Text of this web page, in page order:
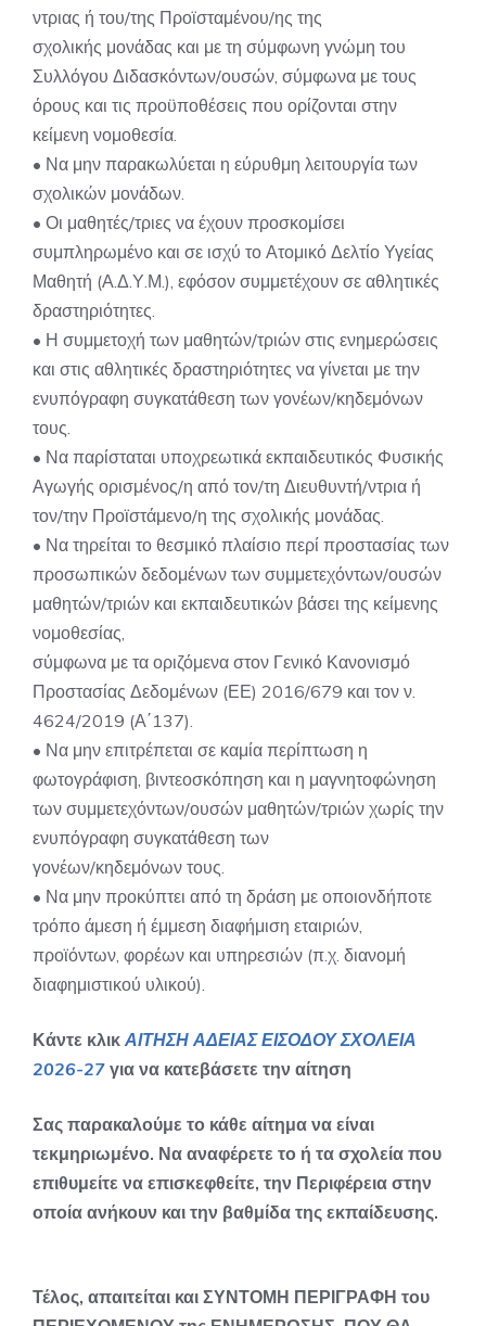
ντριας ή του/της Προϊσταμένου/ης της
σχολικής μονάδας και με τη σύμφωνη γνώμη του
Συλλόγου Διδασκόντων/ουσών, σύμφωνα με τους
όρους και τις προϋποθέσεις που ορίζονται στην
κείμενη νομοθεσία.
• Να μην παρακωλύεται η εύρυθμη λειτουργία των
σχολικών μονάδων.
• Οι μαθητές/τριες να έχουν προσκομίσει
συμπληρωμένο και σε ισχύ το Ατομικό Δελτίο Υγείας
Μαθητή (Α.Δ.Υ.Μ.), εφόσον συμμετέχουν σε αθλητικές
δραστηριότητες.
• Η συμμετοχή των μαθητών/τριών στις ενημερώσεις
και στις αθλητικές δραστηριότητες να γίνεται με την
ενυπόγραφη συγκατάθεση των γονέων/κηδεμόνων
τους.
• Να παρίσταται υποχρεωτικά εκπαιδευτικός Φυσικής
Αγωγής ορισμένος/η από τον/τη Διευθυντή/ντρια ή
τον/την Προϊστάμενο/η της σχολικής μονάδας.
• Να τηρείται το θεσμικό πλαίσιο περί προστασίας των
προσωπικών δεδομένων των συμμετεχόντων/ουσών
μαθητών/τριών και εκπαιδευτικών βάσει της κείμενης
νομοθεσίας,
σύμφωνα με τα οριζόμενα στον Γενικό Κανονισμό
Προστασίας Δεδομένων (ΕΕ) 2016/679 και τον ν.
4624/2019 (Α΄137).
• Να μην επιτρέπεται σε καμία περίπτωση η
φωτογράφιση, βιντεοσκόπηση και η μαγνητοφώνηση
των συμμετεχόντων/ουσών μαθητών/τριών χωρίς την
ενυπόγραφη συγκατάθεση των
γονέων/κηδεμόνων τους.
• Να μην προκύπτει από τη δράση με οποιονδήποτε
τρόπο άμεση ή έμμεση διαφήμιση εταιριών,
προϊόντων, φορέων και υπηρεσιών (π.χ. διανομή
διαφημιστικού υλικού).
Κάντε κλικ ΑΙΤΗΣΗ ΑΔΕΙΑΣ ΕΙΣΟΔΟΥ ΣΧΟΛΕΙΑ
2026-27 για να κατεβάσετε την αίτηση
Σας παρακαλούμε το κάθε αίτημα να είναι
τεκμηριωμένο. Να αναφέρετε το ή τα σχολεία που
επιθυμείτε να επισκεφθείτε, την Περιφέρεια στην
οποία ανήκουν και την βαθμίδα της εκπαίδευσης.
Τέλος, απαιτείται και ΣΥΝΤΟΜΗ ΠΕΡΙΓΡΑΦΗ του